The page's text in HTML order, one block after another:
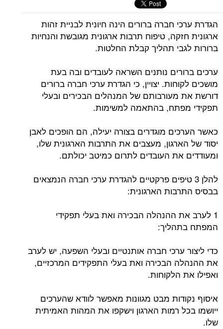
הגדרת ערכי חברה ברורים הינה חיונית לבניית זהות
ארגונית חזקה, טיפוח תרבות ארגונית מגובשת והנחיות
ברורות לגבי תהליך קבלת החלטות.
ערכים ברורים נותנים השראה לעובדים ובה בעת
מושכים לקוחות. יצויין, כי הגדרת ערכי חברה ברורים
דורשת את מעורבותם של המנהלים הבכירים ובעלי
תפקידי מפתח, בהתאמה למשימות.
כאשר הערכים מוגדרים בצורה יעילה, הם הופכים לאבן
יסוד של הארגון, מעצבים את התרבות הארגונית שלו,
ומעודדים את העובדים לתרום כמיטב יכולתם.
להלן 3 טיפים פרקטיים להגדרת ערכי חברה הנמצאים
בבסיס התרבות הארגונית:
1 לערב את ההנהלה הבכירה ואת בעלי תפקידי
המפתח בתהליך:
כדי ליצור ערכי חברה אותנטיים ובעלי השפעה, יש לערב
את ההנהלה הבכירה ואת בעלי התפקידים המרכזיים,
ואפילו את הלקוחות.
איסוף נקודות מבט מגוונות מאפשר לוודא שהערכים
ייושמו בכל רמות הארגון וישקפו את המהות האמיתית
שלו.